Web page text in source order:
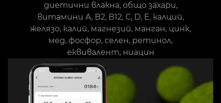
диетични влакна, общо захари,
витамини А, В2, В12, С, D, E, калций,
желязо, калий, магнезий, манган, цинк,
мед, фосфор, селен, ретинол,
еквивалент, ниацин